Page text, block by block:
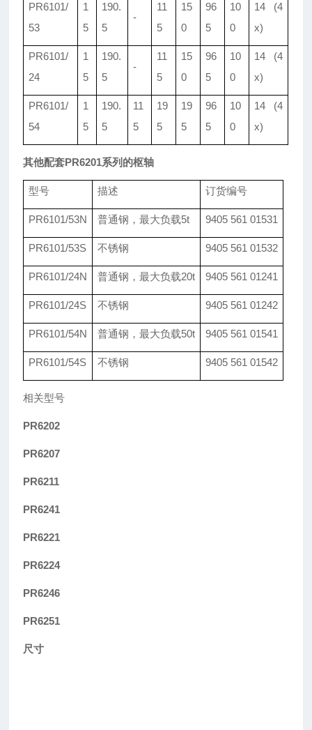
PR6101/
53
1
5
190.
5
-
11
5
15
0
96
5
10
0
14 (4
x)
PR6101/
24
1
5
190.
5
-
11
5
15
0
96
5
10
0
14 (4
x)
PR6101/
54
1
5
190.
5
11
5
19
5
19
5
96
5
10
0
14 (4
x)
其他配套PR6201系列的枢轴
型号 描述 订货编号
PR6101/53N 普通钢，最大负载5t 9405 561 01531
PR6101/53S 不锈钢 9405 561 01532
PR6101/24N 普通钢，最大负载20t 9405 561 01241
PR6101/24S 不锈钢 9405 561 01242
PR6101/54N 普通钢，最大负载50t 9405 561 01541
PR6101/54S 不锈钢 9405 561 01542
相关型号
PR6202
PR6207
PR6211
PR6241
PR6221
PR6224
PR6246
PR6251
尺寸